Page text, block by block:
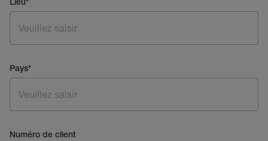
Lieu*
Pays*
Numéro de client